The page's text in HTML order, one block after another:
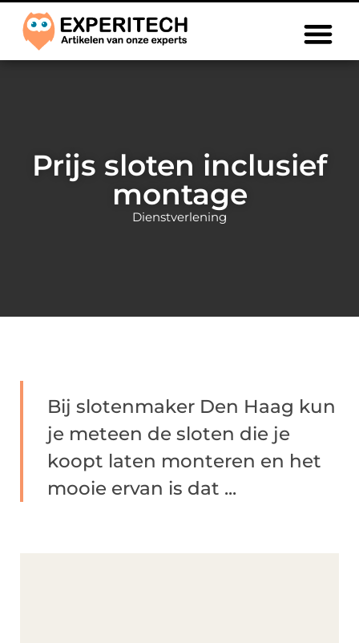
Prijs sloten inclusief
montage
Dienstverlening
Bij slotenmaker Den Haag kun
je meteen de sloten die je
koopt laten monteren en het
mooie ervan is dat ...